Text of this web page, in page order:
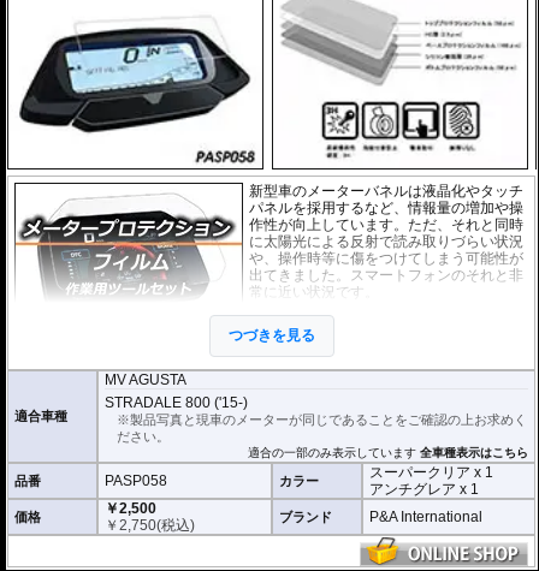
シリコーン系粘着材を採用し、メーターを痛めることがありません。フィルム
を剥がせば、元通りの状態になります。
新型車のメーターバネルは液晶化やタッチ
パネルを採用するなど、情報量の増加や操
作性が向上しています。ただ、それと同時
に太陽光による反射で読み取りづらい状況
や、操作時等に傷をつけてしまう可能性が
出てきました。スマートフォンのそれと非
常に近い状況です。
このメーターパネルプロテクションフィル
ムは不要な傷や汚れからメーターパネルを
保護します。
ーパークリアとアンチグレア)が入っており、それぞれ目的に合わせたものをご
利用いただけます。
スーパークリア :耐摩耗性が非常に高く、
透明性の高いフィルム。貼り付けてしまう
とメーターになじみ、フィルムの存在がほ
とんどわからなくなります。
アンチグレア :
マット仕上げが施され、太
陽光などによる反射を軽減。視認性の低下
を防ぎ、メーターを読み取りやすくしま
す。もちろん傷に対しても有効です。
つづきを見る
適合車種
MV AGUSTA
STRADALE 800 ('15-)
※製品写真と現車のメーターが同じであることをご確認の上お求めく
ださい。
適合の一部のみ表示しています全車種表示はこちら
品番 PASP058 カラー
スーパークリア x 1
アンチグレア x 1
価格
￥2,500
￥2,750(税込) ブランド P&A International